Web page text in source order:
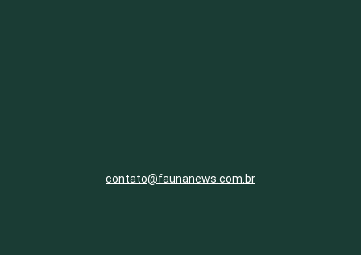
contato@faunanews.com.br